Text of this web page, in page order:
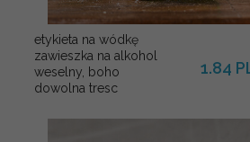
etykieta na wódkę
zawieszka na alkohol
weselny, boho
dowolna tresc
1.84